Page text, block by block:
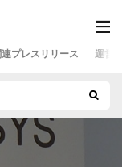
プレスリリース 運営